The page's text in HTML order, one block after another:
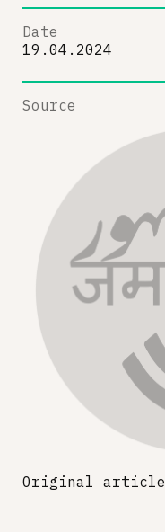
Date
19.04.2024
Source
Original article